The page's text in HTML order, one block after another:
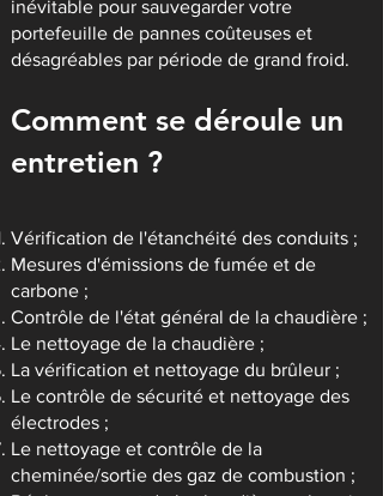
inévitable pour sauvegarder votre
portefeuille de pannes coûteuses et
désagréables par période de grand froid.
Comment se déroule un
entretien ?
Vérification de l'étanchéité des conduits ;
Mesures d'émissions de fumée et de
carbone ;
Contrôle de l'état général de la chaudière ;
Le nettoyage de la chaudière ;
La vérification et nettoyage du brûleur ;
Le contrôle de sécurité et nettoyage des
électrodes ;
Le nettoyage et contrôle de la
cheminée/sortie des gaz de combustion ;